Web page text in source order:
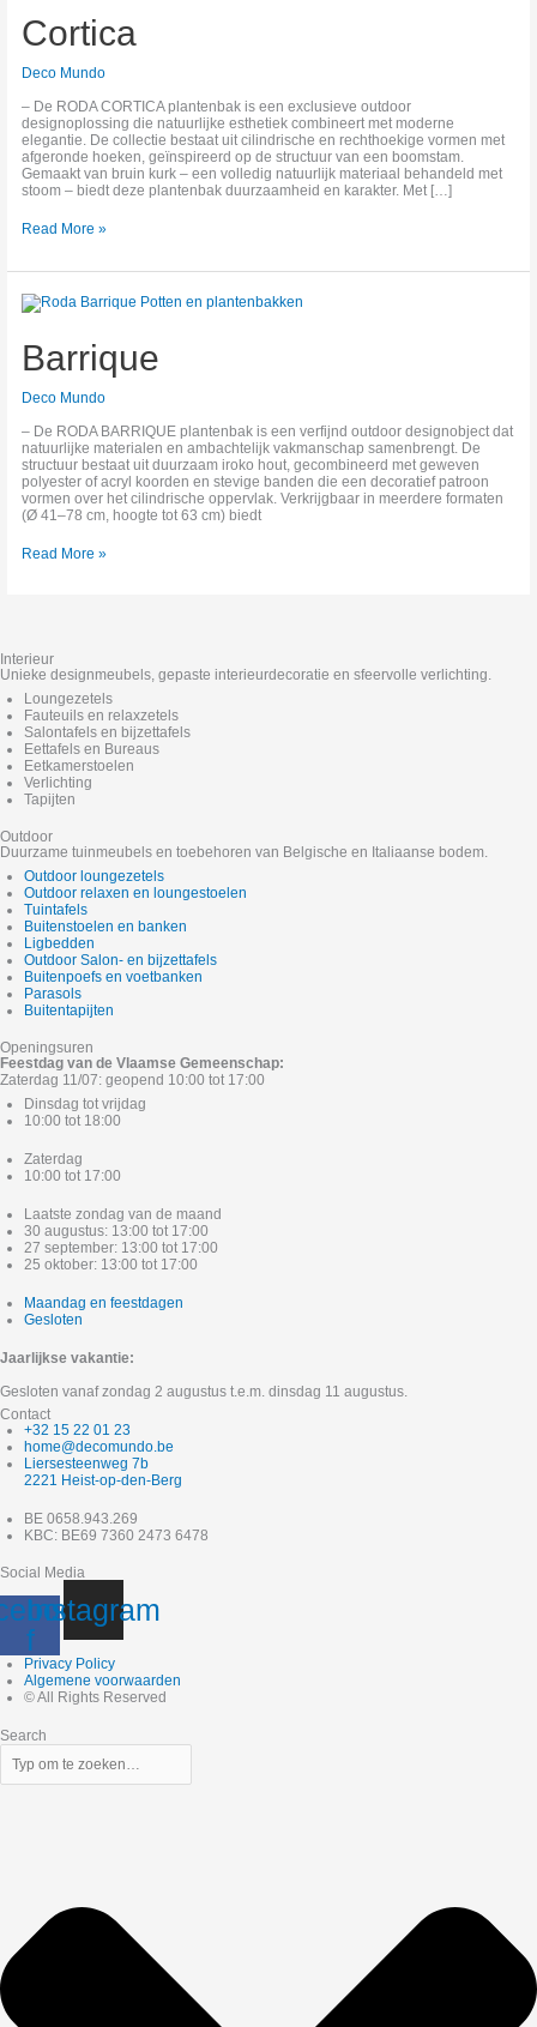
Cortica
Deco Mundo
– De RODA CORTICA plantenbak is een exclusieve outdoor
designoplossing die natuurlijke esthetiek combineert met moderne
elegantie. De collectie bestaat uit cilindrische en rechthoekige vormen met
afgeronde hoeken, geïnspireerd op de structuur van een boomstam.
Gemaakt van bruin kurk – een volledig natuurlijk materiaal behandeld met
stoom – biedt deze plantenbak duurzaamheid en karakter. Met […]
Read More »
Barrique
Deco Mundo
– De RODA BARRIQUE plantenbak is een verfijnd outdoor designobject dat
natuurlijke materialen en ambachtelijk vakmanschap samenbrengt. De
structuur bestaat uit duurzaam iroko hout, gecombineerd met geweven
polyester of acryl koorden en stevige banden die een decoratief patroon
vormen over het cilindrische oppervlak. Verkrijgbaar in meerdere formaten
(Ø 41–78 cm, hoogte tot 63 cm) biedt
Barrique
Read More »
Interieur
Unieke designmeubels, gepaste interieurdecoratie en sfeervolle verlichting.
Loungezetels
Fauteuils en relaxzetels
Salontafels en bijzettafels
Eettafels en Bureaus
Eetkamerstoelen
Verlichting
Tapijten
Outdoor
Duurzame tuinmeubels en toebehoren van Belgische en Italiaanse bodem.
Outdoor loungezetels
Outdoor relaxen en loungestoelen
Tuintafels
Buitenstoelen en banken
Ligbedden
Outdoor Salon- en bijzettafels
Buitenpoefs en voetbanken
Parasols
Buitentapijten
Openingsuren
Feestdag van de Vlaamse Gemeenschap:
Zaterdag 11/07: geopend 10:00 tot 17:00
Dinsdag tot vrijdag
10:00 tot 18:00
Zaterdag
10:00 tot 17:00
Laatste zondag van de maand
30 augustus: 13:00 tot 17:00
27 september: 13:00 tot 17:00
25 oktober: 13:00 tot 17:00
Maandag en feestdagen
Gesloten
Jaarlijkse vakantie:
Gesloten vanaf zondag 2 augustus t.e.m. dinsdag 11 augustus.
Contact
+32 15 22 01 23
home@decomundo.be
Liersesteenweg 7b
2221 Heist-op-den-Berg
BE 0658.943.269
KBC: BE69 7360 2473 6478
Social Media
f
Instagram
Privacy Policy
Algemene voorwaarden
© All Rights Reserved
Search